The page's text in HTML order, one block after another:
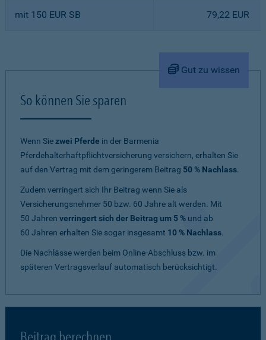
mit 150 EUR SB 79,22 EUR
Gut zu wissen
So können Sie sparen
Wenn Siezwei Pferde in der Barmenia
Pferdehalterhaftpflichtversicherung versichern, erhalten Sie
auf den Vertrag mit dem geringerem Beitrag 50 % Nachlass.
Zudem verringert sich Ihr Beitrag wenn Sie als
Versicherungsnehmer 50 bzw. 60 Jahre alt werden. Mit
50 Jahren verringert sich der Beitrag um 5 % und ab
60 Jahren erhalten Sie sogar insgesamt 10 % Nachlass.
Die Nachlässe werden beim Online-Abschluss bzw. im
späteren Vertragsverlauf automatisch berücksichtigt.